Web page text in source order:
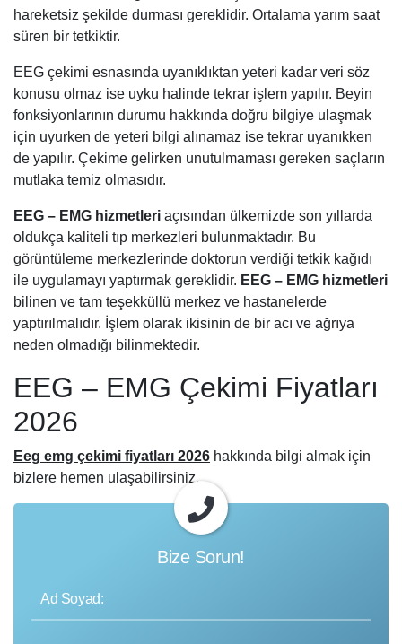
hareketsiz şekilde durması gereklidir. Ortalama yarım saat
süren bir tetkiktir.
EEG çekimi esnasında uyanıklıktan yeteri kadar veri söz
konusu olmaz ise uyku halinde tekrar işlem yapılır. Beyin
fonksiyonlarının durumu hakkında doğru bilgiye ulaşmak
için uyurken de yeteri bilgi alınamaz ise tekrar uyanıkken
de yapılır. Çekime gelirken unutulmaması gereken saçların
mutlaka temiz olmasıdır.
EEG – EMG hizmetleri açısından ülkemizde son yıllarda
oldukça kaliteli tıp merkezleri bulunmaktadır. Bu
görüntüleme merkezlerinde doktorun verdiği tetkik kağıdı
ile uygulamayı yaptırmak gereklidir. EEG – EMG hizmetleri
bilinen ve tam teşekküllü merkez ve hastanelerde
yaptırılmalıdır. İşlem olarak ikisinin de bir acı ve ağrıya
neden olmadığı bilinmektedir.
EEG – EMG Çekimi Fiyatları
2026
Eeg emg çekimi fiyatları 2026 hakkında bilgi almak için
bizlere hemen ulaşabilirsiniz.
Bize Sorun!